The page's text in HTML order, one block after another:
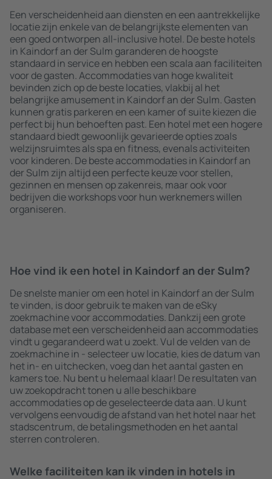
Een verscheidenheid aan diensten en een aantrekkelijke
locatie zijn enkele van de belangrijkste elementen van
een goed ontworpen all-inclusive hotel. De beste hotels
in Kaindorf an der Sulm garanderen de hoogste
standaard in service en hebben een scala aan faciliteiten
voor de gasten. Accommodaties van hoge kwaliteit
bevinden zich op de beste locaties, vlakbij al het
belangrijke amusement in Kaindorf an der Sulm. Gasten
kunnen gratis parkeren en een kamer of suite kiezen die
perfect bij hun behoeften past. Een hotel met een hogere
standaard biedt gewoonlijk gevarieerde opties zoals
welzijnsruimtes als spa en fitness, evenals activiteiten
voor kinderen. De beste accommodaties in Kaindorf an
der Sulm zijn altijd een perfecte keuze voor stellen,
gezinnen en mensen op zakenreis, maar ook voor
bedrijven die workshops voor hun werknemers willen
organiseren.
Hoe vind ik een hotel in Kaindorf an der Sulm?
De snelste manier om een hotel in Kaindorf an der Sulm
te vinden, is door gebruik te maken van de eSky
zoekmachine voor accommodaties. Dankzij een grote
database met een verscheidenheid aan accommodaties
vindt u gegarandeerd wat u zoekt. Vul de velden van de
zoekmachine in - selecteer uw locatie, kies de datum van
het in- en uitchecken, voeg dan het aantal gasten en
kamers toe. Nu bent u helemaal klaar! De resultaten van
uw zoekopdracht tonen u alle beschikbare
accommodaties op de geselecteerde data aan. U kunt
vervolgens eenvoudig de afstand van het hotel naar het
stadscentrum, de betalingsmethoden en het aantal
sterren controleren.
Welke faciliteiten kan ik vinden in hotels in